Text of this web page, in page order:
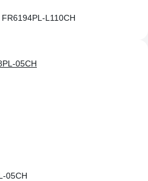
L110CH
05CH